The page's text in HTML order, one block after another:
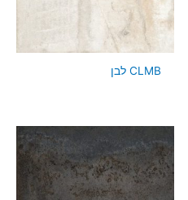
CLMB לבן